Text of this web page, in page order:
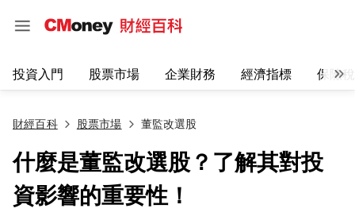
投資入門 股票市場 企業財務 經濟指標 保險
財經百科 股票市場 董監改選股
什麼是董監改選股？了解其對投
資影響的重要性！